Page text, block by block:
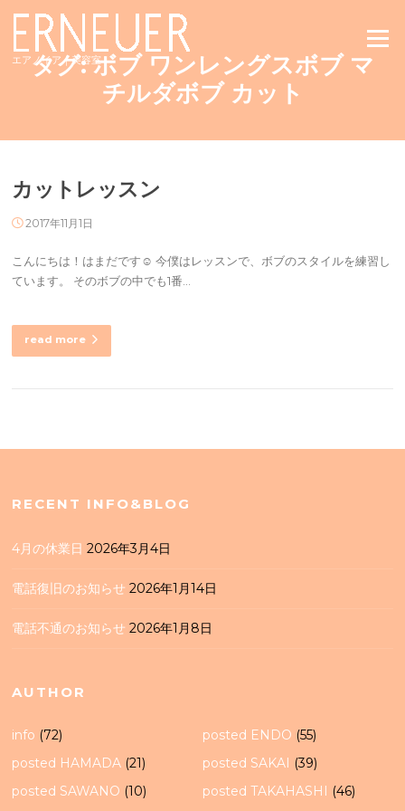
content
エアノイア｜美容室
Menu
タグ:ボブ ワンレングスボブ マ
チルダボブ カット
カットレッスン
2017年11月1日
こんにちは！はまだです☺︎ 今僕はレッスンで、ボブのスタイルを練習し
ています。 そのボブの中でも1番…
read more
RECENT INFO&BLOG
4月の休業日 2026年3月4日
電話復旧のお知らせ 2026年1月14日
電話不通のお知らせ 2026年1月8日
AUTHOR
info (72) posted ENDO (55)
posted HAMADA (21) posted SAKAI (39)
posted SAWANO (10) posted TAKAHASHI (46)